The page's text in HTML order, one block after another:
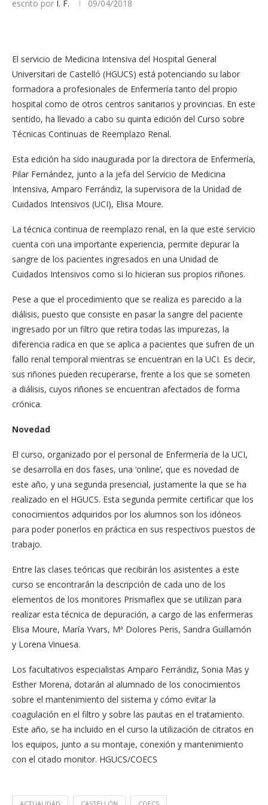
escrito por I. F. 09/04/2018
El servicio de Medicina Intensiva del Hospital General
Universitari de Castelló (HGUCS) está potenciando su labor
formadora a profesionales de Enfermería tanto del propio
hospital como de otros centros sanitarios y provincias. En este
sentido, ha llevado a cabo su quinta edición del Curso sobre
Técnicas Continuas de Reemplazo Renal.
Esta edición ha sido inaugurada por la directora de Enfermería,
Pilar Fernández, junto a la jefa del Servicio de Medicina
Intensiva, Amparo Ferrándiz, la supervisora de la Unidad de
Cuidados Intensivos (UCI), Elisa Moure.
La técnica continua de reemplazo renal, en la que este servicio
cuenta con una importante experiencia, permite depurar la
sangre de los pacientes ingresados en una Unidad de
Cuidados Intensivos como si lo hicieran sus propios riñones.
Pese a que el procedimiento que se realiza es parecido a la
diálisis, puesto que consiste en pasar la sangre del paciente
ingresado por un filtro que retira todas las impurezas, la
diferencia radica en que se aplica a pacientes que sufren de un
fallo renal temporal mientras se encuentran en la UCI. Es decir,
sus riñones pueden recuperarse, frente a los que se someten
a diálisis, cuyos riñones se encuentran afectados de forma
crónica.
Novedad
El curso, organizado por el personal de Enfermería de la UCI,
se desarrolla en dos fases, una ‘online’, que es novedad de
este año, y una segunda presencial, justamente la que se ha
realizado en el HGUCS. Esta segunda permite certificar que los
conocimientos adquiridos por los alumnos son los idóneos
para poder ponerlos en práctica en sus respectivos puestos de
trabajo.
Entre las clases teóricas que recibirán los asistentes a este
curso se encontrarán la descripción de cada uno de los
elementos de los monitores Prismaflex que se utilizan para
realizar esta técnica de depuración, a cargo de las enfermeras
Elisa Moure, María Yvars, Mª Dolores Peris, Sandra Guillamón
y Lorena Vinuesa.
Los facultativos especialistas Amparo Ferrándiz, Sonia Mas y
Esther Morena, dotarán al alumnado de los conocimientos
sobre el mantenimiento del sistema y cómo evitar la
coagulación en el filtro y sobre las pautas en el tratamiento.
Este año, se ha incluido en el curso la utilización de citratos en
los equipos, junto a su montaje, conexión y mantenimiento
con el citado monitor. HGUCS/COECS